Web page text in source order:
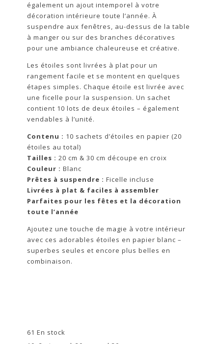
également un ajout intemporel à votre
décoration intérieure toute l’année. À
suspendre aux fenêtres, au-dessus de la table
à manger ou sur des branches décoratives
pour une ambiance chaleureuse et créative.
Les étoiles sont livrées à plat pour un
rangement facile et se montent en quelques
étapes simples. Chaque étoile est livrée avec
une ficelle pour la suspension. Un sachet
contient 10 lots de deux étoiles – également
vendables à l’unité.
Contenu : 10 sachets d’étoiles en papier (20
étoiles au total)
Tailles : 20 cm & 30 cm découpe en croix
Couleur : Blanc
Prêtes à suspendre : Ficelle incluse
Livrées à plat & faciles à assembler
Parfaites pour les fêtes et la décoration
toute l’année
Ajoutez une touche de magie à votre intérieur
avec ces adorables étoiles en papier blanc –
superbes seules et encore plus belles en
combinaison.
61 En stock